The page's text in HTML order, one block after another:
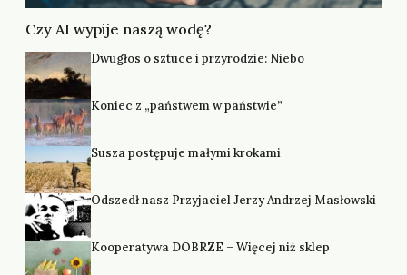
Czy AI wypije naszą wodę?
Dwugłos o sztuce i przyrodzie: Niebo
Koniec z „państwem w państwie”
Susza postępuje małymi krokami
Odszedł nasz Przyjaciel Jerzy Andrzej Masłowski
Kooperatywa DOBRZE – Więcej niż sklep